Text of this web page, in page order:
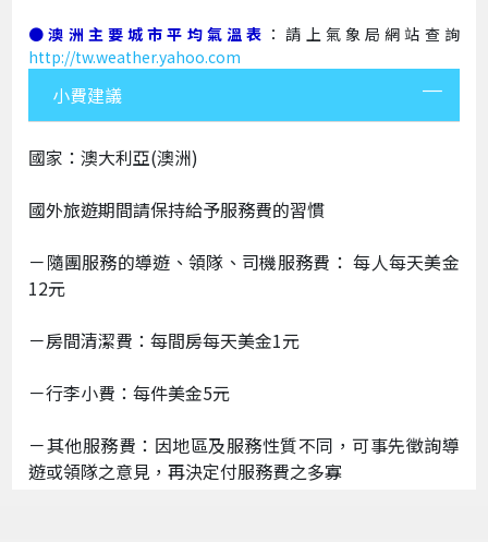
●澳洲主要城市平均氣溫表 ：請上氣象局網站查詢
http://tw.weather.yahoo.com
小費建議
國家：澳大利亞(澳洲)
國外旅遊期間請保持給予服務費的習慣
－隨團服務的導遊、領隊、司機服務費： 每人每天美金
12元
－房間清潔費：每間房每天美金1元
－行李小費：每件美金5元
－其他服務費：因地區及服務性質不同，可事先徵詢導
遊或領隊之意見，再決定付服務費之多寡